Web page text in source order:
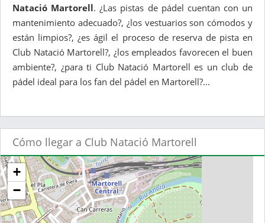
Natació Martorell. ¿Las pistas de pádel cuentan con un
mantenimiento adecuado?, ¿los vestuarios son cómodos y
están limpios?, ¿es ágil el proceso de reserva de pista en
Club Natació Martorell?, ¿los empleados favorecen el buen
ambiente?, ¿para ti Club Natació Martorell es un club de
pádel ideal para los fan del pádel en Martorell?...
Cómo llegar a Club Natació Martorell
+
−